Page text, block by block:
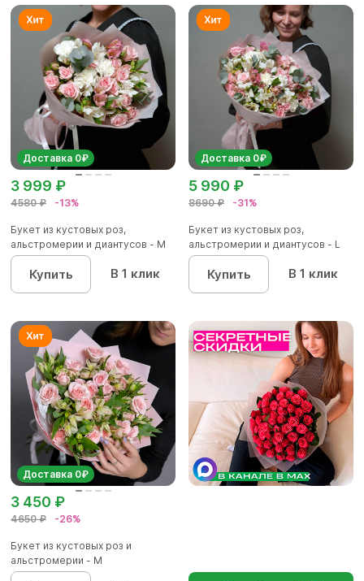
Доставка 0₽
4580 ₽ -13%
3 999 ₽
Букет из кустовых роз,
альстромерии и диантусов - М
Купить В 1 клик
Доставка 0₽
8690 ₽ -31%
5 990 ₽
Букет из кустовых роз,
альстромерии и диантусов - L
Купить В 1 клик
Доставка 0₽
4650 ₽ -26%
3 450 ₽
Букет из кустовых роз и
альстромерии - М